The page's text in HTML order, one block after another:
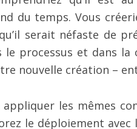
du temps. Vous
serait néfaste de
le processus et dans
nouvelle création –
les mêmes
le déploiement